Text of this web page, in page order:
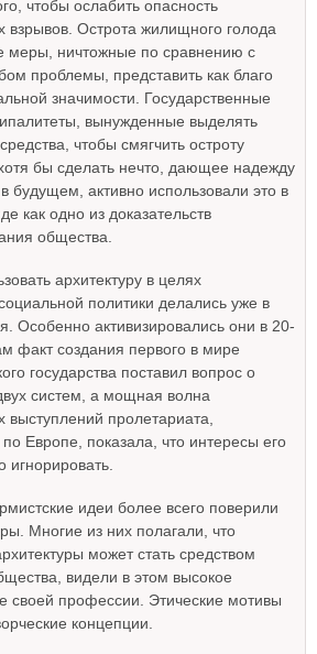
чтобы ослабить опасность
взрывов. Острота жилищного голода
меры, ничтожные по сравнению с
проблемы, представить как благо
значимости. Государственные
вынужденные выделять
чтобы смягчить остроту
бы сделать нечто, дающее надежду
будущем, активно использовали это в
как одно из доказательств
общества.
архитектуру в целях
политики делались уже в
Особенно активизировались они в 20-
факт создания первого в мире
государства поставил вопрос о
систем, а мощная волна
пролетариата,
Европе, показала, что интересы его
идеи более всего поверили
Многие из них полагали, что
может стать средством
видели в этом высокое
своей профессии. Этические мотивы
концепции.